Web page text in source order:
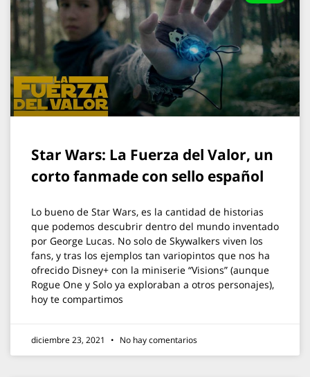
Star Wars: La Fuerza del Valor, un
corto fanmade con sello español
Lo bueno de Star Wars, es la cantidad de historias
que podemos descubrir dentro del mundo inventado
por George Lucas. No solo de Skywalkers viven los
fans, y tras los ejemplos tan variopintos que nos ha
ofrecido Disney+ con la miniserie “Visions” (aunque
Rogue One y Solo ya exploraban a otros personajes),
hoy te compartimos
diciembre 23, 2021 No hay comentarios